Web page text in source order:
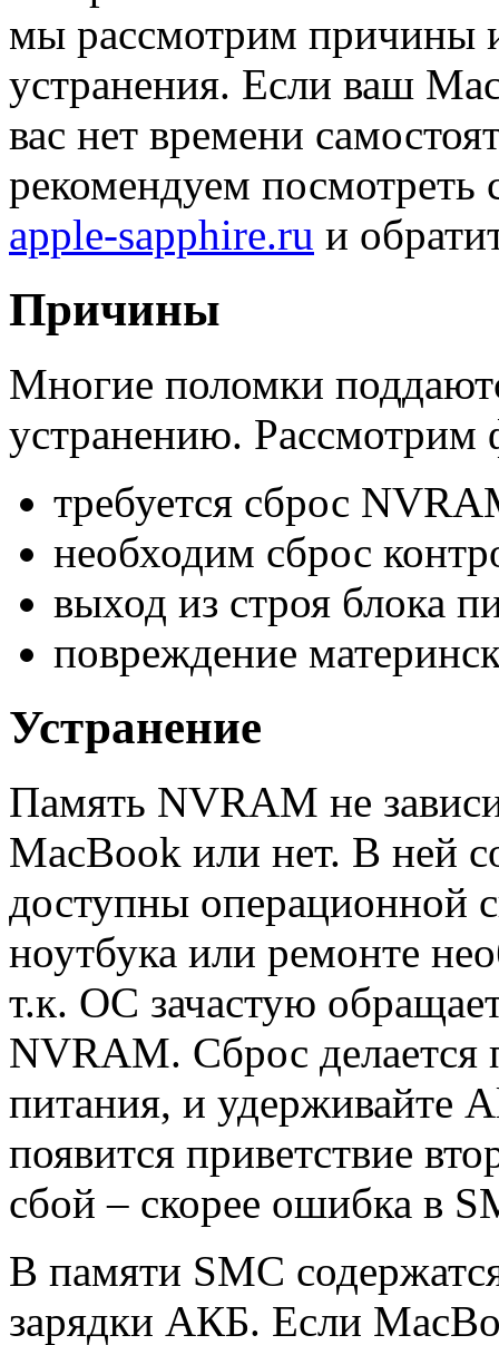
мы рассмотрим причины
устранения. Если ваш
вас нет времени
рекомендуем
apple-sapphire.ru и
Причины
Многие поломки
устранению.
требуется сброс
необходим сброс
выход из строя блока
повреждение
Устранение
Память NVRAM не
MacBook или нет. В ней
доступны операционной
ноутбука или ремонте
т.к. ОС зачастую
NVRAM. Сброс делается
питания, и удерживайте
появится приветствие
сбой – скорее ошибка в
В памяти SMC
зарядки АКБ. Если